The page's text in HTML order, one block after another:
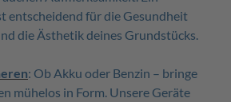
entscheidend für die Gesundheit
die Ästhetik deines Grundstücks.
: Ob Akku oder Benzin – bringe
mühelos in Form. Unsere Geräte